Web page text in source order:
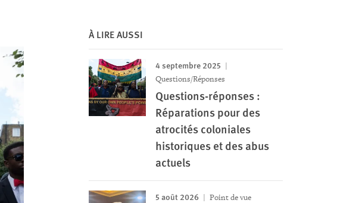
À LIRE AUSSI
4 septembre 2025
Questions/Réponses
Questions-réponses :
Réparations pour des
atrocités coloniales
historiques et des abus
actuels
5 août 2026 Point de vue